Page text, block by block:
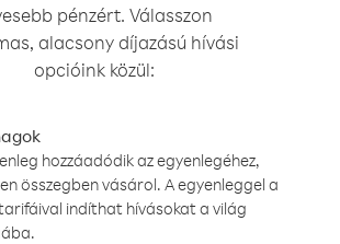
pénzért. Válasszon
alacsony díjazású hívási
opcióink közül:
hozzáadódik az egyenlegéhez,
összegben vásárol. A egyenleggel a
indíthat hívásokat a világ